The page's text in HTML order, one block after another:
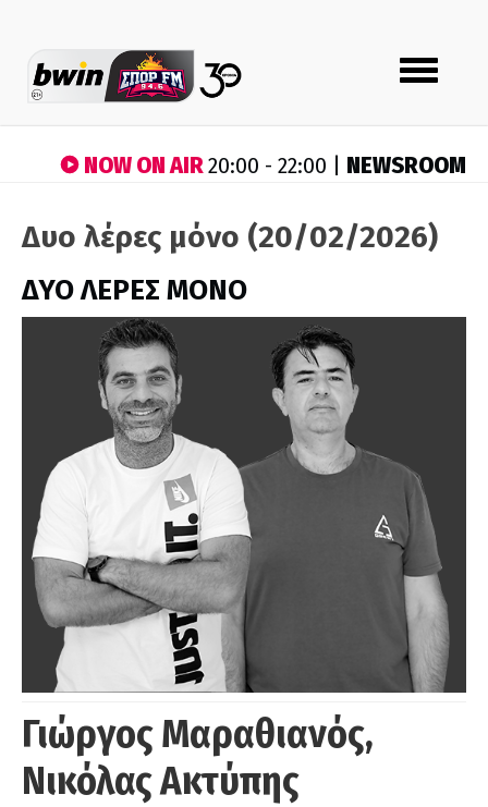
Toggle
navigation
NOW ON AIR20:00 - 22:00 | NEWSROOM
Δυο λέρες μόνο (20/02/2026)
ΔΥΟ ΛΕΡΕΣ ΜΟΝΟ
Γιώργος Μαραθιανός,
Νικόλας Ακτύπης